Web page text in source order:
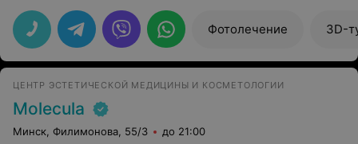
Фотолечение 3D-
ЦЕНТР ЭСТЕТИЧЕСКОЙ МЕДИЦИНЫ И КОСМЕТОЛОГИИ
Molecula
Минск, Филимонова, 55/3 до 21:00